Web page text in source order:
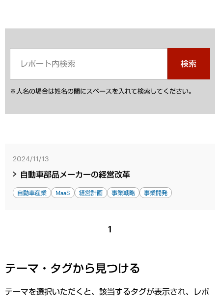
検索
※人名の場合は姓名の間にスペースを入れて検索してください。
2024/11/13
自動車部品メーカーの経営改革
自動車産業 MaaS 経営計画 事業戦略 事業開発
1
テーマ・タグから見つける
テーマを選択いただくと、該当するタグが表示され、レポ